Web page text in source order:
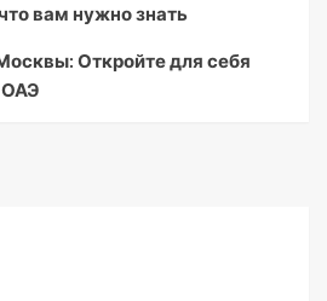
вам нужно знать
Откройте для себя
ОАЭ